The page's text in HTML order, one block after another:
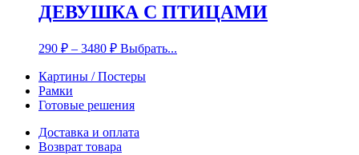
ДЕВУШКА С ПТИЦАМИ
290 ₽ – 3480 ₽ Выбрать...
Картины / Постеры
Рамки
Готовые решения
Доставка и оплата
Возврат товара